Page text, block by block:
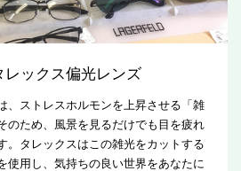
ックス偏光レンズ
、ストレスホルモンを上昇させる「雑
のため、風景を見るだけでも目を疲れ
。タレックスはこの雑光をカットする
使用し、気持ちの良い世界をあなたに